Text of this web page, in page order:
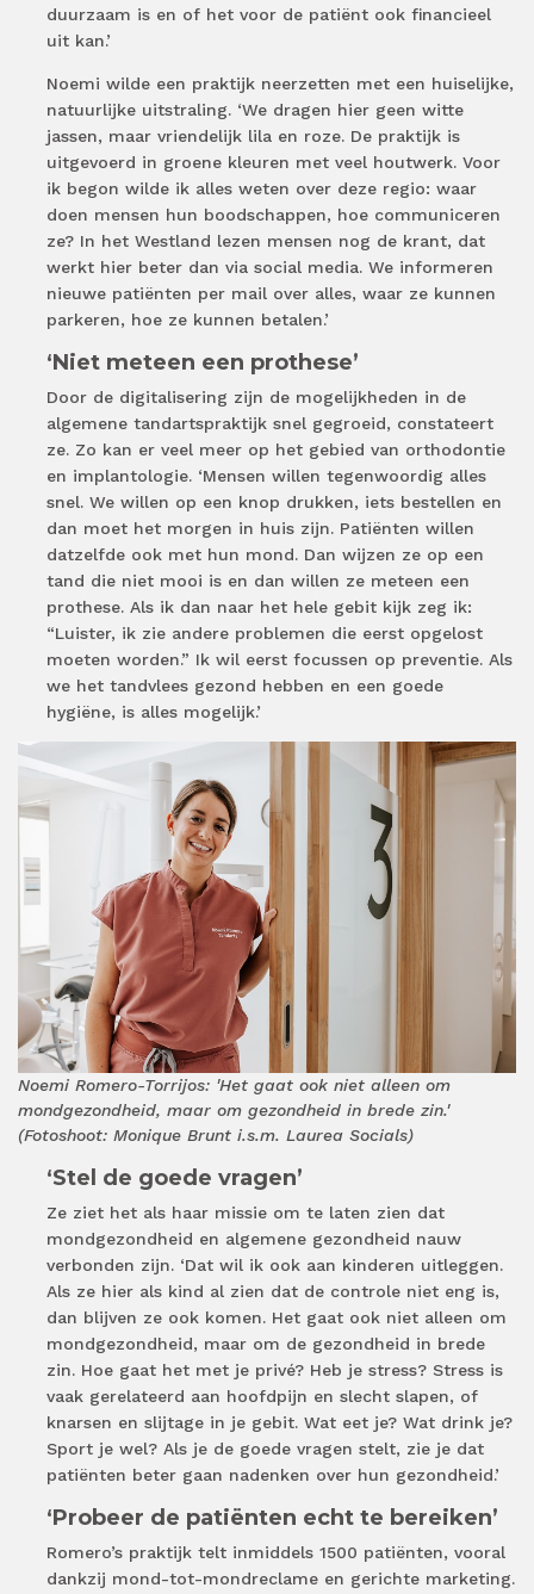
duurzaam is en of het voor de patiënt ook financieel
uit kan.’
Noemi wilde een praktijk neerzetten met een huiselijke,
natuurlijke uitstraling. ‘We dragen hier geen witte
jassen, maar vriendelijk lila en roze. De praktijk is
uitgevoerd in groene kleuren met veel houtwerk. Voor
ik begon wilde ik alles weten over deze regio: waar
doen mensen hun boodschappen, hoe communiceren
ze? In het Westland lezen mensen nog de krant, dat
werkt hier beter dan via social media. We informeren
nieuwe patiënten per mail over alles, waar ze kunnen
parkeren, hoe ze kunnen betalen.’
‘Niet meteen een prothese’
Door de digitalisering zijn de mogelijkheden in de
algemene tandartspraktijk snel gegroeid, constateert
ze. Zo kan er veel meer op het gebied van orthodontie
en implantologie. ‘Mensen willen tegenwoordig alles
snel. We willen op een knop drukken, iets bestellen en
dan moet het morgen in huis zijn. Patiënten willen
datzelfde ook met hun mond. Dan wijzen ze op een
tand die niet mooi is en dan willen ze meteen een
prothese. Als ik dan naar het hele gebit kijk zeg ik:
“Luister, ik zie andere problemen die eerst opgelost
moeten worden.” Ik wil eerst focussen op preventie. Als
we het tandvlees gezond hebben en een goede
hygiëne, is alles mogelijk.’
Noemi Romero-Torrijos: 'Het gaat ook niet alleen om
mondgezondheid, maar om gezondheid in brede zin.'
(Fotoshoot: Monique Brunt i.s.m. Laurea Socials)
‘Stel de goede vragen’
Ze ziet het als haar missie om te laten zien dat
mondgezondheid en algemene gezondheid nauw
verbonden zijn. ‘Dat wil ik ook aan kinderen uitleggen.
Als ze hier als kind al zien dat de controle niet eng is,
dan blijven ze ook komen. Het gaat ook niet alleen om
mondgezondheid, maar om de gezondheid in brede
zin. Hoe gaat het met je privé? Heb je stress? Stress is
vaak gerelateerd aan hoofdpijn en slecht slapen, of
knarsen en slijtage in je gebit. Wat eet je? Wat drink je?
Sport je wel? Als je de goede vragen stelt, zie je dat
patiënten beter gaan nadenken over hun gezondheid.’
‘Probeer de patiënten echt te bereiken’
Romero’s praktijk telt inmiddels 1500 patiënten, vooral
dankzij mond-tot-mondreclame en gerichte marketing.